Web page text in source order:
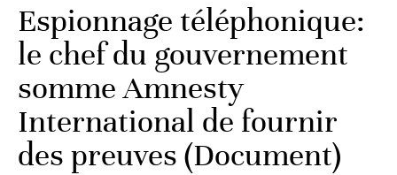
Espionnage téléphonique:
le chef du gouvernement
somme Amnesty
International de fournir
des preuves (Document)